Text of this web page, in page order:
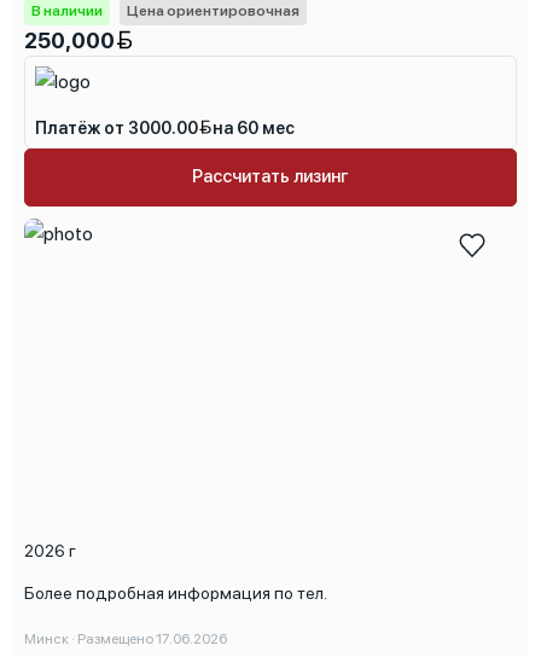
2026 г
Более подробная информация по тел.
Минск · Размещено 17.06.2026
В наличии Цена ориентировочная
250,000
Платёж от 3000.00 на 60 мес
Рассчитать лизинг